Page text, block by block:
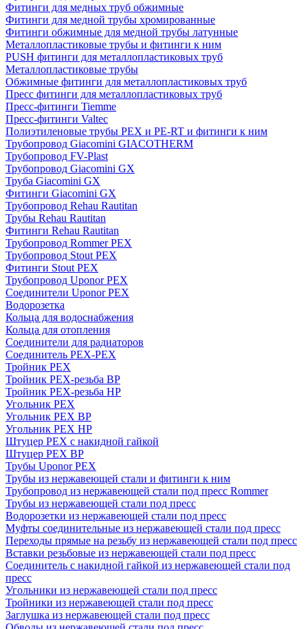
Фитинги для медных труб обжимные
Фитинги для медной трубы хромированные
Фитинги обжимные для медной трубы латунные
Металлопластиковые трубы и фитинги к ним
PUSH фитинги для металлопластиковых труб
Металлопластиковые трубы
Обжимные фитинги для металлопластиковых труб
Пресс фитинги для металлопластиковых труб
Пресс-фитинги Tiemme
Пресс-фитинги Valtec
Полиэтиленовые трубы PEX и PE-RT и фитинги к ним
Трубопровод Giacomini GIACOTHERM
Трубопровод FV-Plast
Трубопровод Giacomini GX
Труба Giacomini GX
Фитинги Giacomini GX
Трубопровод Rehau Rautitan
Трубы Rehau Rautitan
Фитинги Rehau Rautitan
Трубопровод Rommer PEX
Трубопровод Stout PEX
Фитинги Stout PEX
Трубопровод Uponor PEX
Соединители Uponor PEX
Водорозетка
Кольца для водоснабжения
Кольца для отопления
Соединители для радиаторов
Соединитель PEX-PEX
Тройник PEX
Тройник PEX-резьба ВР
Тройник PEX-резьба НР
Угольник PEX
Угольник PEX ВР
Угольник PEX НР
Штуцер PEX c накидной гайкой
Штуцер PEX ВР
Трубы Uponor PEX
Трубы из нержавеющей стали и фитинги к ним
Трубопровод из нержавеющей стали под пресс Rommer
Трубы из нержавеющей стали под пресс
Водорозетки из нержавеющей стали под пресс
Муфты соединительные из нержавеющей стали под пресс
Переходы прямые на резьбу из нержавеющей стали под пресс
Вставки резьбовые из нержавеющей стали под пресс
Соединитель с накидной гайкой из нержавеющей стали под
пресс
Угольники из нержавеющей стали под пресс
Тройники из нержавеющей стали под пресс
Заглушка из нержавеющей стали под пресс